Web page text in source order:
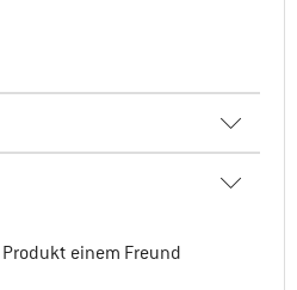
einem Freund